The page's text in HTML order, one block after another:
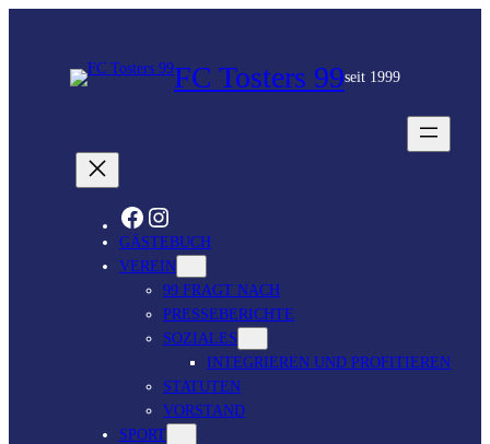
FC Tosters 99seit 1999
FACEBOOK INSTAGRAM
GÄSTEBUCH
VEREIN
99 FRAGT NACH
PRESSEBERICHTE
SOZIALES
INTEGRIEREN UND PROFITIEREN
STATUTEN
VORSTAND
SPORT